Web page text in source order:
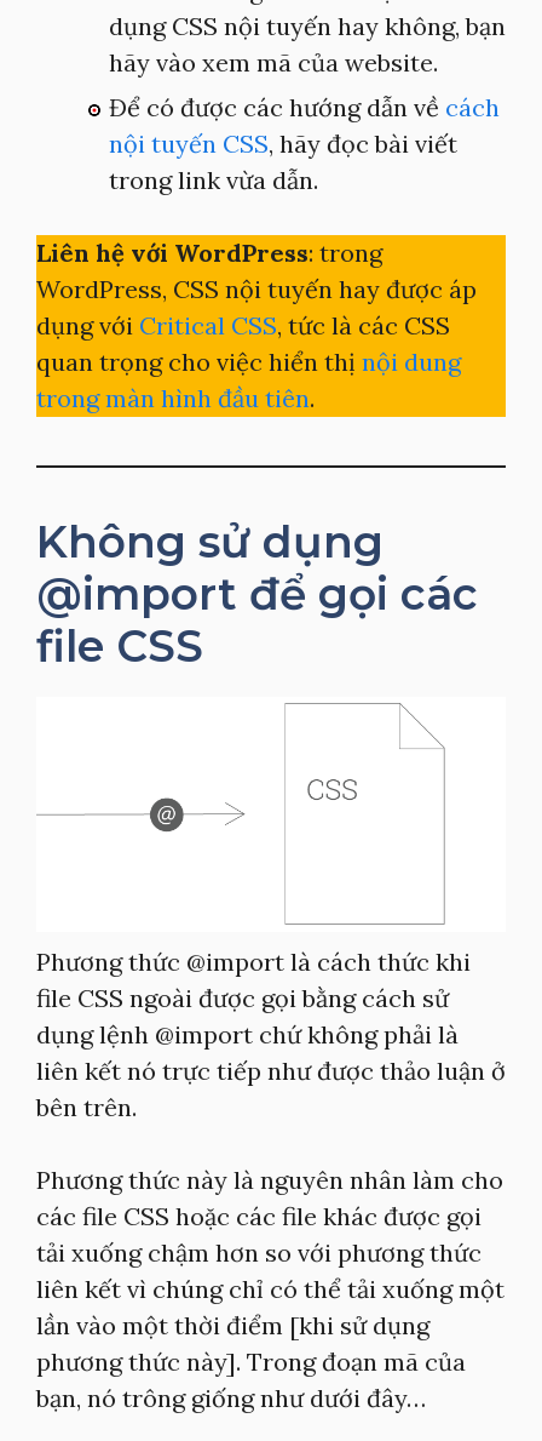
dụng CSS nội tuyến hay không, bạn
hãy vào xem mã của website.
Để có được các hướng dẫn về cách
nội tuyến CSS, hãy đọc bài viết
trong link vừa dẫn.
Liên hệ với WordPress: trong
WordPress, CSS nội tuyến hay được áp
dụng với Critical CSS, tức là các CSS
quan trọng cho việc hiển thị nội dung
trong màn hình đầu tiên.
Không sử dụng
@import để gọi các
file CSS
Phương thức @import là cách thức khi
file CSS ngoài được gọi bằng cách sử
dụng lệnh @import chứ không phải là
liên kết nó trực tiếp như được thảo luận ở
bên trên.
Phương thức này là nguyên nhân làm cho
các file CSS hoặc các file khác được gọi
tải xuống chậm hơn so với phương thức
liên kết vì chúng chỉ có thể tải xuống một
lần vào một thời điểm [khi sử dụng
phương thức này]. Trong đoạn mã của
bạn, nó trông giống như dưới đây…